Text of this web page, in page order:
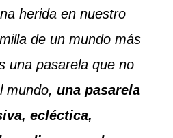
herida en nuestro
de un mundo más
una pasarela que no
mundo, una pasarela
ecléctica,